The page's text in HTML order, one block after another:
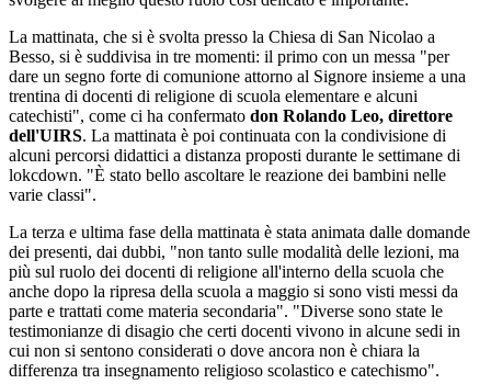
La mattinata, che si è svolta presso la Chiesa di San Nicolao a
Besso, si è suddivisa in tre momenti: il primo con un messa "per
dare un segno forte di comunione attorno al Signore insieme a una
trentina di docenti di religione di scuola elementare e alcuni
catechisti", come ci ha confermato don Rolando Leo, direttore
dell'UIRS. La mattinata è poi continuata con la condivisione di
alcuni percorsi didattici a distanza proposti durante le settimane di
lokcdown. "È stato bello ascoltare le reazione dei bambini nelle
varie classi".
La terza e ultima fase della mattinata è stata animata dalle domande
dei presenti, dai dubbi, "non tanto sulle modalità delle lezioni, ma
più sul ruolo dei docenti di religione all'interno della scuola che
anche dopo la ripresa della scuola a maggio si sono visti messi da
parte e trattati come materia secondaria". "Diverse sono state le
testimonianze di disagio che certi docenti vivono in alcune sedi in
cui non si sentono considerati o dove ancora non è chiara la
differenza tra insegnamento religioso scolastico e catechismo".